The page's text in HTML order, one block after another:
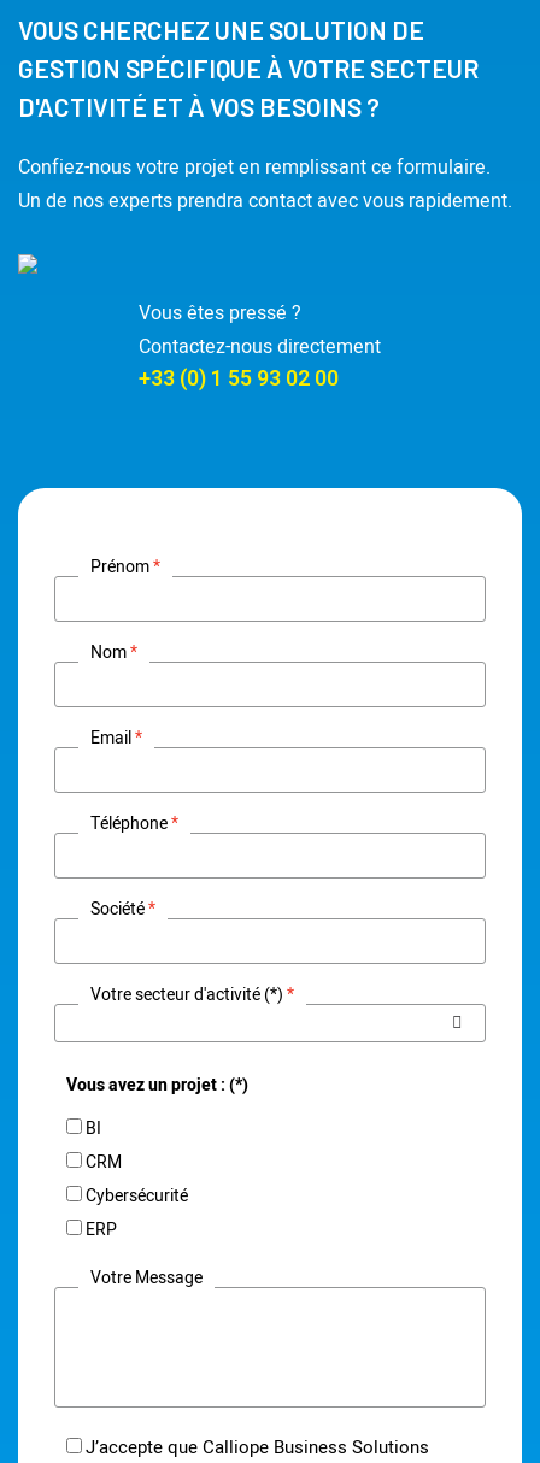
VOUS CHERCHEZ UNE SOLUTION DE
GESTION SPÉCIFIQUE À VOTRE SECTEUR
D'ACTIVITÉ ET À VOS BESOINS ?
Confiez-nous votre projet en remplissant ce formulaire.
Un de nos experts prendra contact avec vous rapidement.
Vous êtes pressé ?
Contactez-nous directement
+33 (0) 1 55 93 02 00
Prénom
Nom
Email
Téléphone
Société
Votre secteur d'activité (*)
Vous avez un projet : (*)
BI
CRM
Cybersécurité
ERP
Votre Message
J’accepte que Calliope Business Solutions